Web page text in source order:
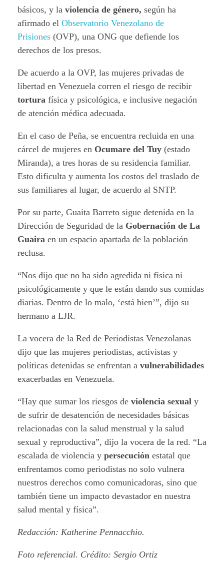
básicos, y la violencia de género, según ha
afirmado el Observatorio Venezolano de
Prisiones (OVP), una ONG que defiende los
derechos de los presos.
De acuerdo a la OVP, las mujeres privadas de
libertad en Venezuela corren el riesgo de recibir
tortura física y psicológica, e inclusive negación
de atención médica adecuada.
En el caso de Peña, se encuentra recluida en una
cárcel de mujeres en Ocumare del Tuy (estado
Miranda), a tres horas de su residencia familiar.
Esto dificulta y aumenta los costos del traslado de
sus familiares al lugar, de acuerdo al SNTP.
Por su parte, Guaita Barreto sigue detenida en la
Dirección de Seguridad de la Gobernación de La
Guaira en un espacio apartada de la población
reclusa.
“Nos dijo que no ha sido agredida ni física ni
psicológicamente y que le están dando sus comidas
diarias. Dentro de lo malo, ‘está bien’”, dijo su
hermano a LJR.
La vocera de la Red de Periodistas Venezolanas
dijo que las mujeres periodistas, activistas y
políticas detenidas se enfrentan a vulnerabilidades
exacerbadas en Venezuela.
“Hay que sumar los riesgos de violencia sexual y
de sufrir de desatención de necesidades básicas
relacionadas con la salud menstrual y la salud
sexual y reproductiva”, dijo la vocera de la red. “La
escalada de violencia y persecución estatal que
enfrentamos como periodistas no solo vulnera
nuestros derechos como comunicadoras, sino que
también tiene un impacto devastador en nuestra
salud mental y física”.
Redacción: Katherine Pennacchio.
Foto referencial. Crédito: Sergio Ortiz